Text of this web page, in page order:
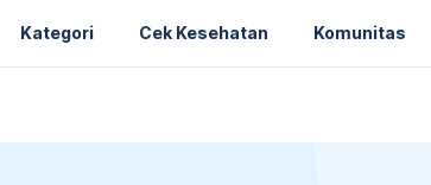
Kategori Cek Kesehatan Komunitas